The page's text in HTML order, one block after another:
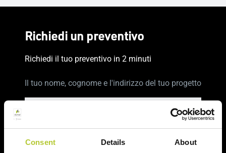
Consent Details About
Richiedi un preventivo
Richiedi il tuo preventivo in 2 minuti
Il tuo nome, cognome e l'indirizzo del tuo progetto
Cognome